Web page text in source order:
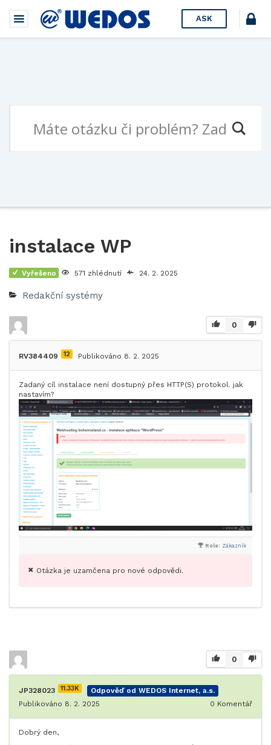
ASK
instalace WP
Vyřešeno 571 zhlédnutí 24. 2. 2025
Redakční systémy
0
RV384409 12 Publikováno 8. 2. 2025
Zadaný cíl instalace není dostupný přes HTTP(S) protokol. jak
nastavím?
Role: Zákazník
Otázka je uzamčena pro nové odpovědi.
0
JP328023 11.33K
Odpověď od WEDOS Internet, a.s.
Publikováno 8. 2. 2025
0 Komentář
Dobrý den,